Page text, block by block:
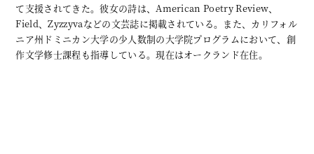
て支援されてきた。彼女の詩は、 American Poetry Review
Field 、Zyzzyvaなどの文芸誌に掲載されている。また、カリフォル
ニア州ドミニカン大学の少人数制の大学院プログラムにおいて、創
作文学修士課程も指導している。現在はオークランド在住。